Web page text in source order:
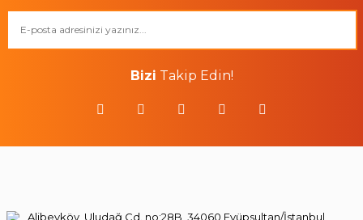
Bizi Takip Edin!
Alibeyköy, Uludağ Cd. no:28B, 34060 Eyüpsultan/İstanbul